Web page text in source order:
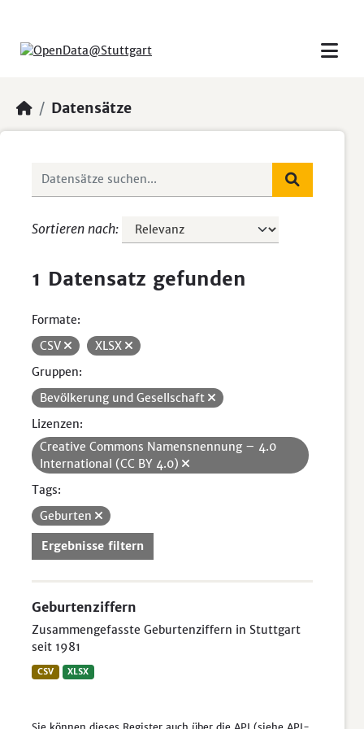
Datensätze
Sortieren nach
1 Datensatz gefunden
Formate:
CSV
XLSX
Gruppen:
Bevölkerung und Gesellschaft
Lizenzen:
Creative Commons Namensnennung – 4.0
International (CC BY 4.0)
Tags:
Geburten
Ergebnisse filtern
Geburtenziffern
Zusammengefasste Geburtenziffern in Stuttgart
seit 1981
CSV XLSX